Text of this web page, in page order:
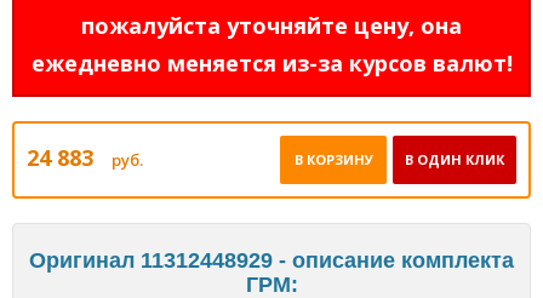
пожалуйста уточняйте цену, она
ежедневно меняется из-за курсов валют!
24 883 руб. В ОДИН КЛИК
В КОРЗИНУ
Оригинал 11312448929 - описание комплекта
ГРМ: